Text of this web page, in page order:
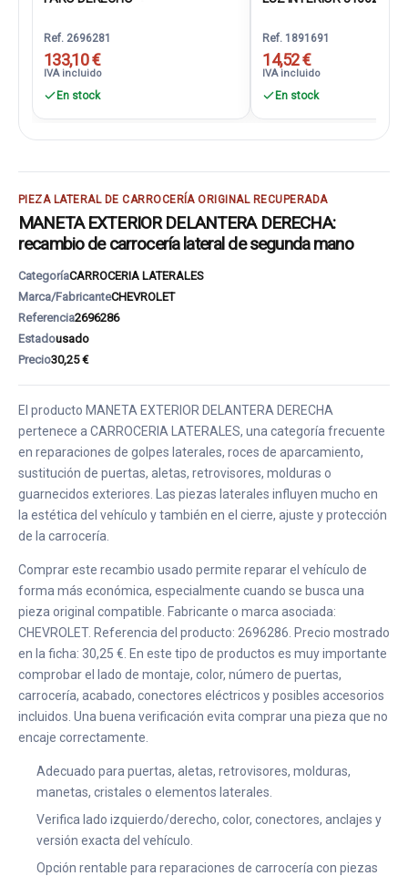
Ref. 2696281
133,10 €
IVA incluido
En stock
Ref. 1891691
14,52 €
IVA incluido
En stock
PIEZA LATERAL DE CARROCERÍA ORIGINAL RECUPERADA
MANETA EXTERIOR DELANTERA DERECHA:
recambio de carrocería lateral de segunda mano
CategoríaCARROCERIA LATERALES
Marca/FabricanteCHEVROLET
Referencia2696286
Estadousado
Precio30,25 €
El producto MANETA EXTERIOR DELANTERA DERECHA
pertenece a CARROCERIA LATERALES, una categoría frecuente
en reparaciones de golpes laterales, roces de aparcamiento,
sustitución de puertas, aletas, retrovisores, molduras o
guarnecidos exteriores. Las piezas laterales influyen mucho en
la estética del vehículo y también en el cierre, ajuste y protección
de la carrocería.
Comprar este recambio usado permite reparar el vehículo de
forma más económica, especialmente cuando se busca una
pieza original compatible. Fabricante o marca asociada:
CHEVROLET. Referencia del producto: 2696286. Precio mostrado
en la ficha: 30,25 €. En este tipo de productos es muy importante
comprobar el lado de montaje, color, número de puertas,
carrocería, acabado, conectores eléctricos y posibles accesorios
incluidos. Una buena verificación evita comprar una pieza que no
encaje correctamente.
Adecuado para puertas, aletas, retrovisores, molduras,
manetas, cristales o elementos laterales.
Verifica lado izquierdo/derecho, color, conectores, anclajes y
versión exacta del vehículo.
Opción rentable para reparaciones de carrocería con piezas